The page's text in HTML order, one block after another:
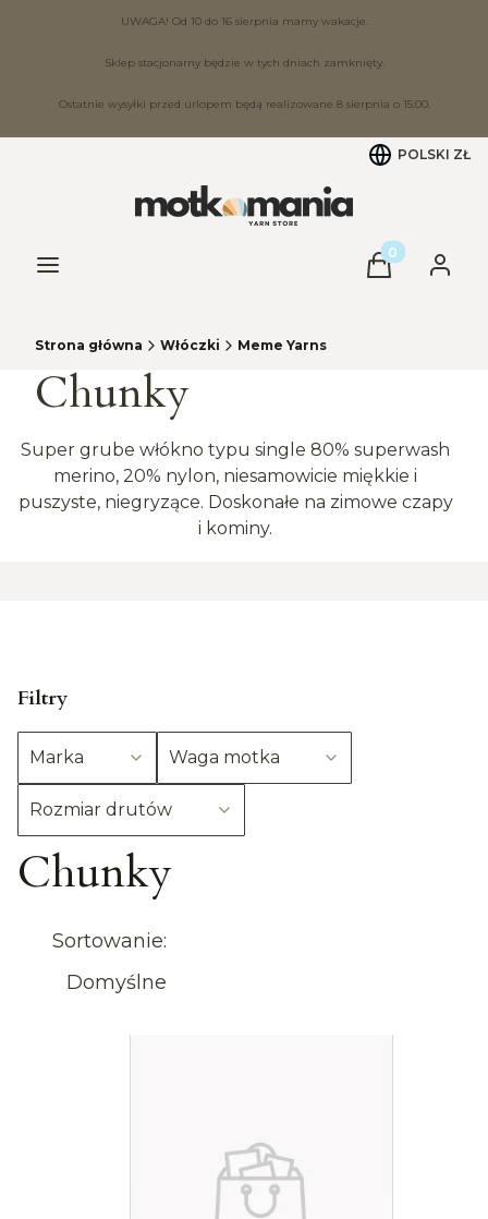
UWAGA! Od 10 do 16 sierpnia mamy wakacje.
Sklep stacjonarny będzie w tych dniach zamknięty.
Ostatnie wysyłki przed urlopem będą realizowane 8 sierpnia o 15:00.
POLSKI ZŁ
Menu Produkty w
Koszyk
Strona główna Włóczki Meme Yarns
Chunky
Super grube włókno typu single 80% superwash
merino, 20% nylon, niesamowicie miękkie i
puszyste, niegryzące. Doskonałe na zimowe czapy
i kominy.
Filtry
Marka Waga motka
Rozmiar drutów
Koniec filtrów
Chunky
Lista produktów
Sortowanie:
Domyślne